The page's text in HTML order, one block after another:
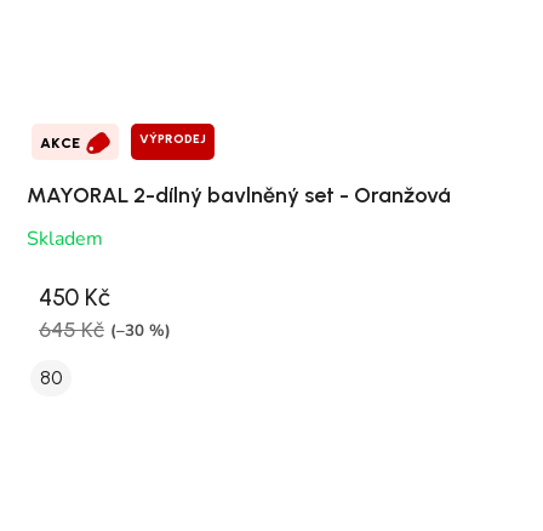
AKCE VÝPRODEJ
MAYORAL 2-dílný bavlněný set - Oranžová
Skladem
450 Kč
645 Kč (–30 %)
80